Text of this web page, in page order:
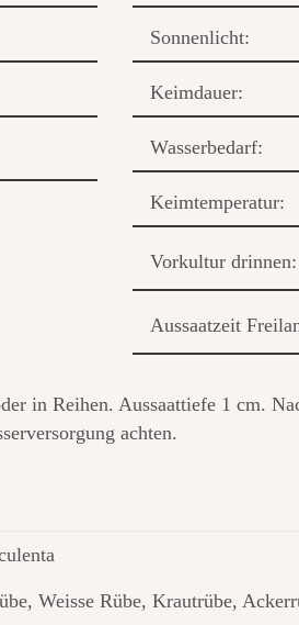
Sonnenlicht:
Keimdauer:
Wasserbedarf:
Keimtemperatur:
Vorkultur drinnen:
Aussaatzeit
in Reihen. Aussaattiefe 1 cm.
achten.
Weisse Rübe, Krautrübe,